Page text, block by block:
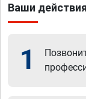
Ваши
1